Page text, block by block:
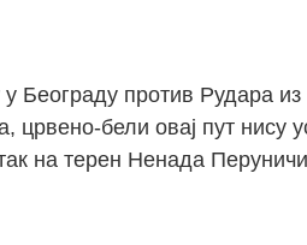
Београду против Рудара
бели овај пут нису
на терен Ненада